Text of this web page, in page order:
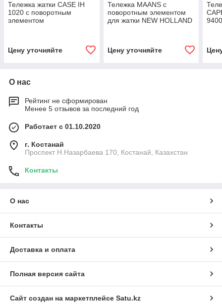
Тележка жатки CASE IH
1020 с поворотным
элементом
Цену уточняйте
Тележка MAANS с
поворотным элементом
для жатки NEW HOLLAND
Цену уточняйте
О нас
Рейтинг не сформирован
Менее 5 отзывов за последний год
Работает с 01.10.2020
г. Костанай
Проспект Н.Назарбаева 170, Костанай, Казахстан
Контакты
О нас
Контакты
Доставка и оплата
Полная версия сайта
Сайт создан на маркетплейсе Satu.kz